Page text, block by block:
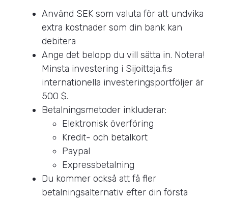
Använd SEK som valuta för att undvika
extra kostnader som din bank kan
debitera
Ange det belopp du vill sätta in. Notera!
Minsta investering i Sijoittaja.fi:s
internationella investeringsportföljer är
500 $.
Betalningsmetoder inkluderar:
Elektronisk överföring
Kredit- och betalkort
Paypal
Expressbetalning
Du kommer också att få fler
betalningsalternativ efter din första